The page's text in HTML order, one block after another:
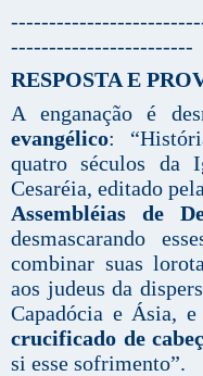
------------------------
RESPOSTA E
A enganação é
evangélico:
quatro séculos da
Cesaréia, editado
Assembléias de
desmascarando
combinar suas
aos judeus da
Capadócia e Ásia,
crucificado de
si esse sofrimento”.